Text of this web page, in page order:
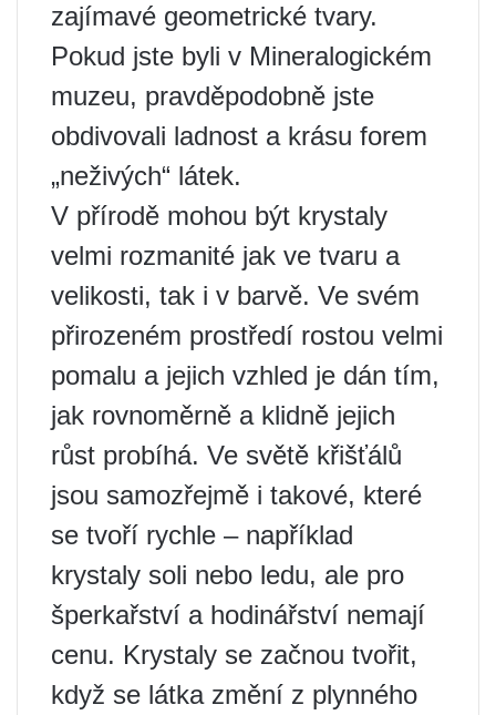
zajímavé geometrické tvary.
Pokud jste byli v Mineralogickém
muzeu, pravděpodobně jste
obdivovali ladnost a krásu forem
„neživých“ látek.
V přírodě mohou být krystaly
velmi rozmanité jak ve tvaru a
velikosti, tak i v barvě. Ve svém
přirozeném prostředí rostou velmi
pomalu a jejich vzhled je dán tím,
jak rovnoměrně a klidně jejich
růst probíhá. Ve světě křišťálů
jsou samozřejmě i takové, které
se tvoří rychle – například
krystaly soli nebo ledu, ale pro
šperkařství a hodinářství nemají
cenu. Krystaly se začnou tvořit,
když se látka změní z plynného